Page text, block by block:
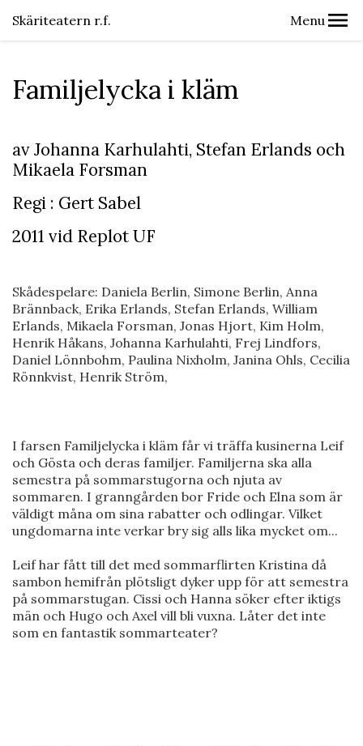
Skäriteatern r.f. Menu
Familjelycka i kläm
av Johanna Karhulahti, Stefan Erlands och
Mikaela Forsman
Regi : Gert Sabel
2011 vid Replot UF
Skådespelare: Daniela Berlin, Simone Berlin, Anna
Brännback, Erika Erlands, Stefan Erlands, William
Erlands, Mikaela Forsman, Jonas Hjort, Kim Holm,
Henrik Håkans, Johanna Karhulahti, Frej Lindfors,
Daniel Lönnbohm, Paulina Nixholm, Janina Ohls, Cecilia
Rönnkvist, Henrik Ström,
I farsen Familjelycka i kläm får vi träffa kusinerna Leif
och Gösta och deras familjer. Familjerna ska alla
semestra på sommarstugorna och njuta av
sommaren. I granngården bor Fride och Elna som är
väldigt måna om sina rabatter och odlingar. Vilket
ungdomarna inte verkar bry sig alls lika mycket om...
Leif har fått till det med sommarflirten Kristina då
sambon hemifrån plötsligt dyker upp för att semestra
på sommarstugan. Cissi och Hanna söker efter iktigs
män och Hugo och Axel vill bli vuxna. Låter det inte
som en fantastik sommarteater?